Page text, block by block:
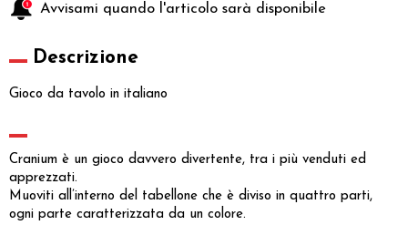
Avvisami quando l'articolo sarà disponibile
Descrizione
Gioco da tavolo in italiano
Cranium è un gioco davvero divertente, tra i più venduti ed
apprezzati.
Muoviti all’interno del tabellone che è diviso in quattro parti,
ogni parte caratterizzata da un colore.